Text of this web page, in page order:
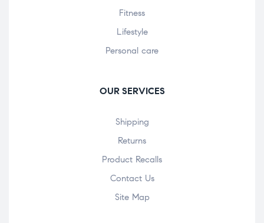
Fitness
Lifestyle
Personal care
OUR SERVICES
Shipping
Returns
Product Recalls
Contact Us
Site Map